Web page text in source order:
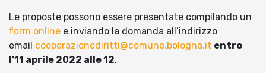
Le proposte possono essere presentate compilando un
form online e inviando la domanda all’indirizzo
email cooperazionediritti@comune.bologna.it entro
l’11 aprile 2022 alle 12.